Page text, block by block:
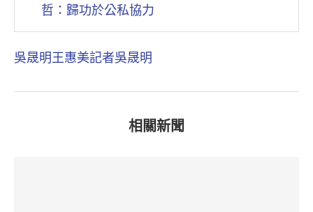
哲：歸功於公私協力
吳晟明王惠美記者吳晟明
相關新聞